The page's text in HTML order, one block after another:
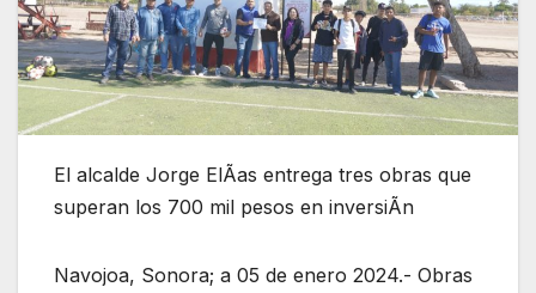
El alcalde Jorge ElÃas entrega tres obras que
superan los 700 mil pesos en inversiÃn
Navojoa, Sonora; a 05 de enero 2024.- Obras